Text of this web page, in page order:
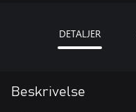
DETALJER
Beskrivelse